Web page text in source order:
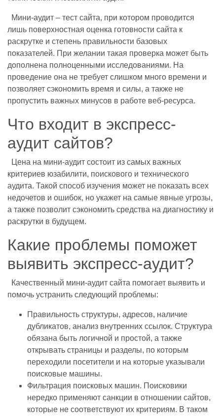
Мини-аудит – тест сайта, при котором проводится
лишь поверхностная оценка готовности сайта к
раскрутке и степень правильности базовых
показателей. При желании такая проверка может быть
дополнена полноценными исследованиями. На
проведение она не требует слишком много времени и
позволяет сэкономить время и силы, а также не
пропустить важных минусов в работе веб-ресурса.
Что входит в экспресс-
аудит сайтов?
Цена на мини-аудит состоит из самых важных
критериев юзабилити, поискового и технического
аудита. Такой способ изучения может не показать всех
недочетов и ошибок, но укажет на самые явные угрозы,
а также позволит сэкономить средства на диагностику и
раскрутки в будущем.
Какие проблемы поможет
выявить экспресс-аудит?
Качественный мини-аудит сайта помогает выявить и
помочь устранить следующий проблемы:
Правильность структуры, адресов, наличие
дубликатов, анализ внутренних ссылок. Структура
обязана быть логичной и простой, а также
открывать страницы и разделы, по которым
переходили посетители и на которые указывали
поисковые машины.
Фильтрация поисковых машин. Поисковики
нередко применяют санкции в отношении сайтов,
которые не соответствуют их критериям. В таком